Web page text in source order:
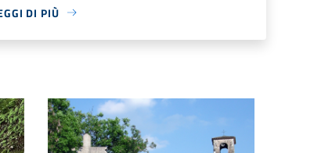
DI PIÙ
Chiesetta S.Antonio Abate di Vestenavecchia